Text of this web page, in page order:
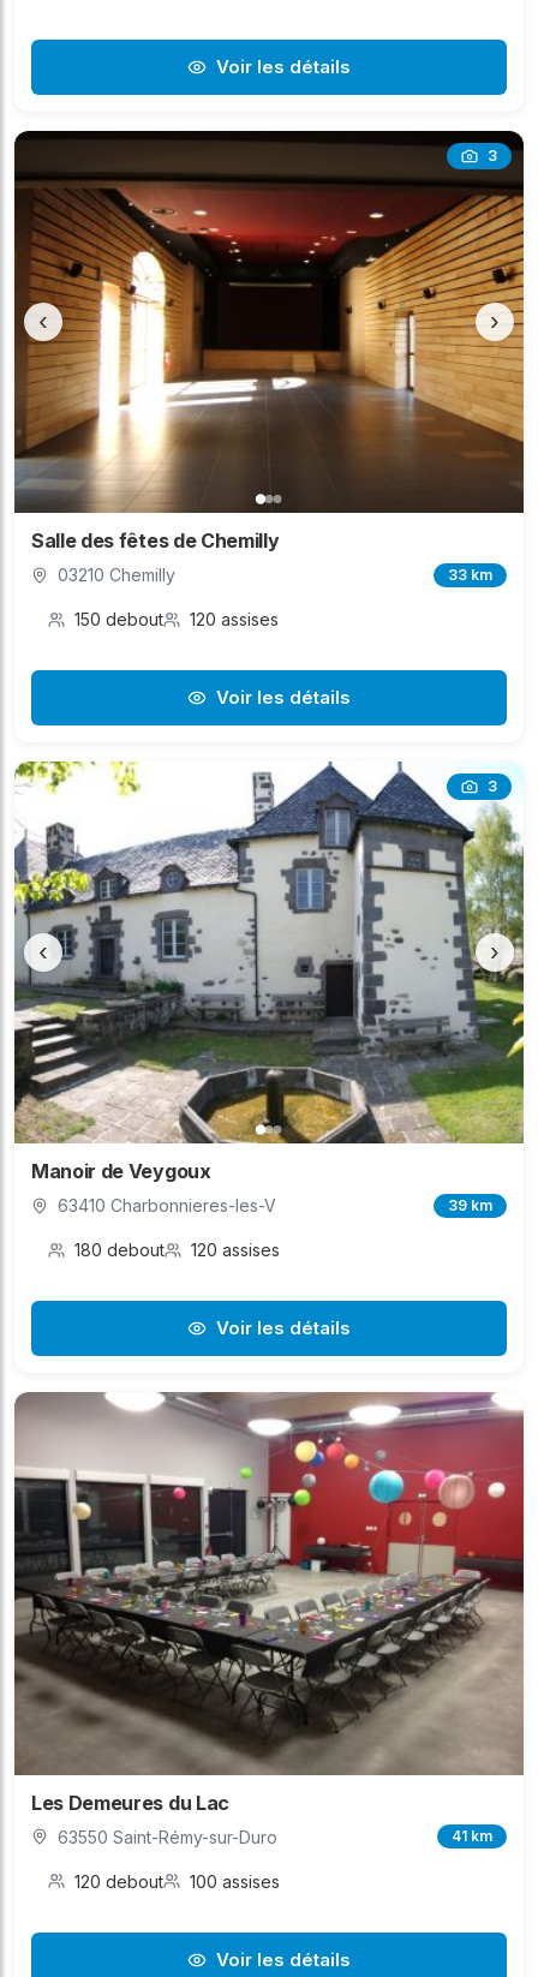
Voir les détails
3
‹ ›
Salle des fêtes de Chemilly
03210 Chemilly 33 km
150 debout 120 assises
Voir les détails
3
‹ ›
Manoir de Veygoux
63410 Charbonnieres-les-V 39 km
180 debout 120 assises
Voir les détails
Les Demeures du Lac
63550 Saint-Rémy-sur-Duro 41 km
120 debout 100 assises
Voir les détails